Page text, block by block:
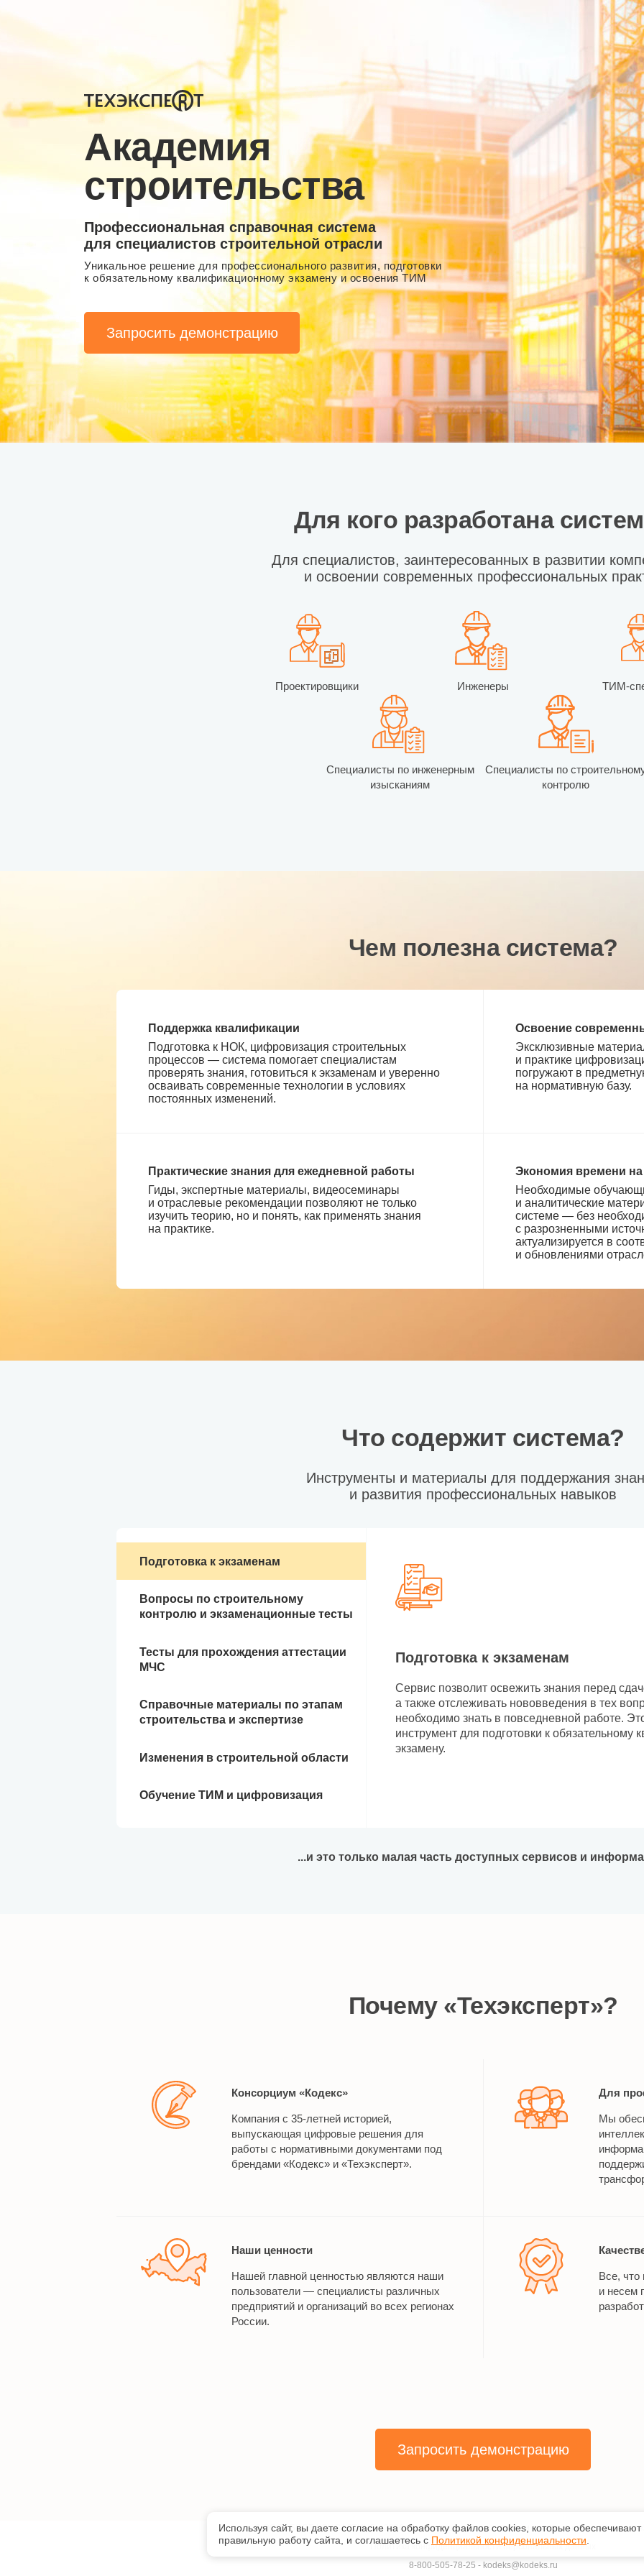
Академия
строительства
Профессиональная справочная система
для специалистов строительной отрасли
Уникальное решение для профессионального развития, подготовки
к обязательному квалификационному экзамену и освоения ТИМ
Запросить демонстрацию
Для кого разработана
Для специалистов, заинтересованных в развитии
и освоении современных профессиональных
Проектировщики Инженеры ТИМ-
Специалисты по инженерным
изысканиям
Специалисты по
контролю
Чем полезна система?
Поддержка квалификации
Подготовка к НОК, цифровизация строительных
процессов — система помогает специалистам
проверять знания, готовиться к экзаменам и уверенно
осваивать современные технологии в условиях
постоянных изменений.
Освоение
Эксклюзивные
и практике
погружают в
на нормативную базу.
Практические знания для ежедневной работы
Гиды, экспертные материалы, видеосеминары
и отраслевые рекомендации позволяют не только
изучить теорию, но и понять, как применять знания
на практике.
Экономия времени
Необходимые
и аналитические
системе — без
с разрозненными
актуализируется в
и обновлениями
Что содержит система?
Инструменты и материалы для поддержания
и развития профессиональных навыков
Подготовка к экзаменам
Вопросы по строительному
контролю и экзаменационные тесты
Тесты для прохождения аттестации
МЧС
Справочные материалы по этапам
строительства и экспертизе
Изменения в строительной области
Обучение ТИМ и цифровизация
Подготовка к экзаменам
Сервис позволит освежить знания перед
а также отслеживать нововведения в тех
необходимо знать в повседневной работе.
инструмент для подготовки к обязательному
экзамену.
...и это только малая часть доступных сервисов и
Почему «Техэксперт»?
Консорциум «Кодекс»
Компания с 35-летней историей,
выпускающая цифровые решения для
работы с нормативными документами под
брендами «Кодекс» и «Техэксперт».
Для
Мы
Наши ценности
Нашей главной ценностью являются наши
пользователи — специалисты различных
предприятий и организаций во всех регионах
России.
Все,
и несем
Запросить демонстрацию
©ООО «БЭСТ-КОНСАЛТИНГ», 2026. Исключительные авторские и смежные права
Политика конфиденциальности персональных данных
8-800-505-78-25 - kodeks@kodeks.ru
Используя сайт, вы даете согласие на обработку файлов сооkiеs, которые обеспечивают
правильную работу сайта, и соглашаетесь с Политикой конфиденциальности.